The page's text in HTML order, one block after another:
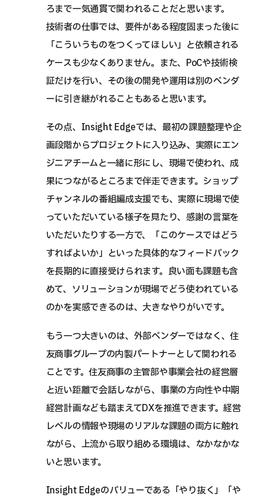
ろまで一気通貫で関われることだと思います。
技術者の仕事では、要件がある程度固まった後に
「こういうものをつくってほしい」と依頼される
ケースも少なくありません。また、PoCや技術検
証だけを行い、その後の開発や運用は別のベンダ
ーに引き継がれることもあると思います。
その点、Insight Edgeでは、最初の課題整理や企
画段階からプロジェクトに入り込み、実際にエン
ジニアチームと一緒に形にし、現場で使われ、成
果につながるところまで伴走できます。ショップ
チャンネルの番組編成支援でも、実際に現場で使
っていただいている様子を見たり、感謝の言葉を
いただいたりする一方で、「このケースではどう
すればよいか」といった具体的なフィードバック
を長期的に直接受けられます。良い面も課題も含
めて、ソリューションが現場でどう使われている
のかを実感できるのは、大きなやりがいです。
もう一つ大きいのは、外部ベンダーではなく、住
友商事グループの内製パートナーとして関われる
ことです。住友商事の主管部や事業会社の経営層
と近い距離で会話しながら、事業の方向性や中期
経営計画なども踏まえてDXを推進できます。経営
レベルの情報や現場のリアルな課題の両方に触れ
ながら、上流から取り組める環境は、なかなかな
いと思います。
Insight Edgeのバリューである「やり抜く」「や